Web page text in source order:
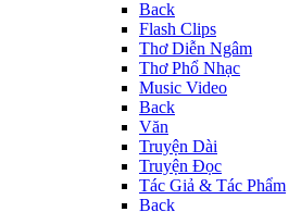
Back
Flash Clips
Thơ Diễn Ngâm
Thơ Phổ Nhạc
Music Video
Back
Văn
Truyện Dài
Truyện Đọc
Tác Giả & Tác Phẩm
Back